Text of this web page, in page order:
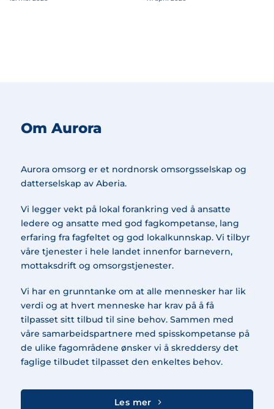
Om Aurora
Aurora omsorg er et nordnorsk omsorgsselskap og
datterselskap av Aberia.
Vi legger vekt på lokal forankring ved å ansatte
ledere og ansatte med god fagkompetanse, lang
erfaring fra fagfeltet og god lokalkunnskap. Vi tilbyr
våre tjenester i hele landet innenfor barnevern,
mottaksdrift og omsorgstjenester.
Vi har en grunntanke om at alle mennesker har lik
verdi og at hvert menneske har krav på å få
tilpasset sitt tilbud til sine behov. Sammen med
våre samarbeidspartnere med spisskompetanse på
de ulike fagområdene ønsker vi å skreddersy det
faglige tilbudet tilpasset den enkeltes behov.
Les mer